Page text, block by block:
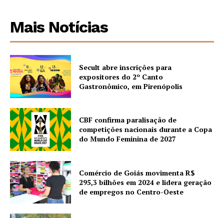
Mais Notícias
Secult abre inscrições para
expositores do 2º Canto
Gastronômico, em Pirenópolis
CBF confirma paralisação de
competições nacionais durante a Copa
do Mundo Feminina de 2027
Comércio de Goiás movimenta R$
295,3 bilhões em 2024 e lidera geração
de empregos no Centro-Oeste